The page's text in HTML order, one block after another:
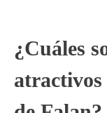
¿Cuáles